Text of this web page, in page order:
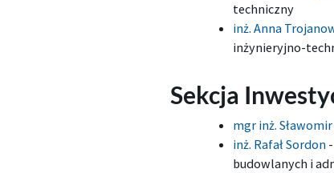
techniczny
inż. Anna
inżynieryjno-
Sekcja
mgr inż.
inż. Rafał Sordon -
budowlanych i